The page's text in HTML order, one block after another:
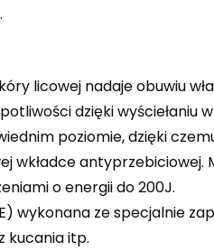
licowej nadaje obuwiu
dzięki
poziomie, dzięki
wkładce
o energii do 200J.
wykonana ze specjalnie
kucania itp.